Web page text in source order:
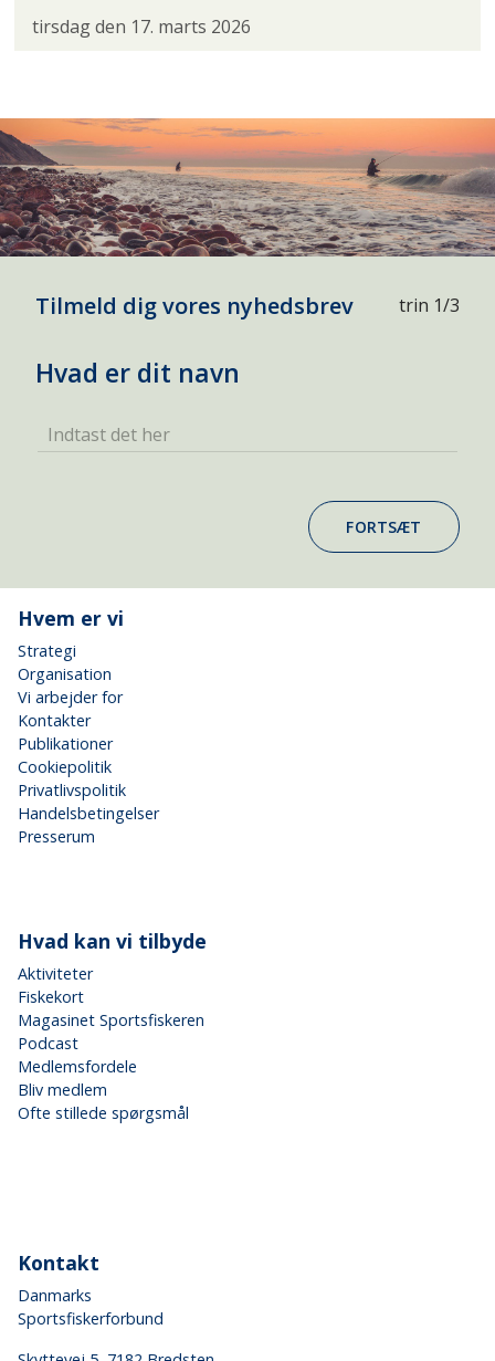
tirsdag den 17. marts 2026
Tilmeld dig vores nyhedsbrev trin 1/3
Hvad er dit navn
Indtast det her
FORTSÆT
Hvem er vi
Strategi
Organisation
Vi arbejder for
Kontakter
Publikationer
Cookiepolitik
Privatlivspolitik
Handelsbetingelser
Presserum
Hvad kan vi tilbyde
Aktiviteter
Fiskekort
Magasinet Sportsfiskeren
Podcast
Medlemsfordele
Bliv medlem
Ofte stillede spørgsmål
Kontakt
Danmarks
Sportsfiskerforbund